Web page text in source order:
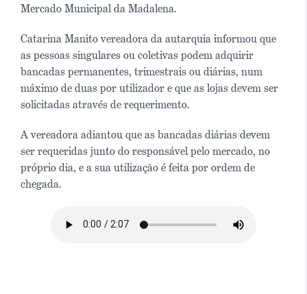
Mercado Municipal da Madalena.
Catarina Manito vereadora da autarquia informou que
as pessoas singulares ou coletivas podem adquirir
bancadas permanentes, trimestrais ou diárias, num
máximo de duas por utilizador e que as lojas devem ser
solicitadas através de requerimento.
A vereadora adiantou que as bancadas diárias devem
ser requeridas junto do responsável pelo mercado, no
próprio dia, e a sua utilização é feita por ordem de
chegada.